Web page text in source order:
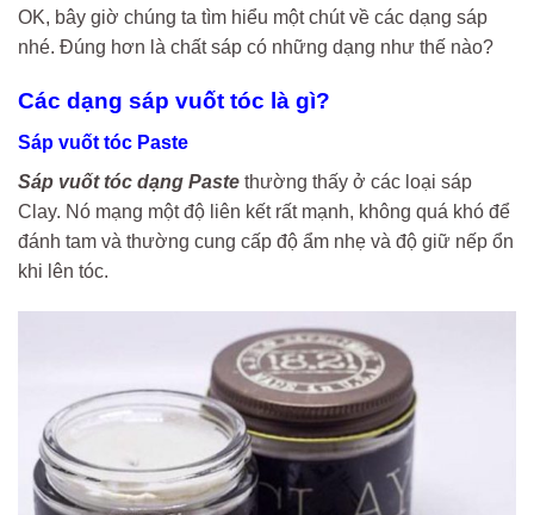
OK, bây giờ chúng ta tìm hiểu một chút về các dạng sáp
nhé. Đúng hơn là chất sáp có những dạng như thế nào?
Các dạng sáp vuốt tóc là gì?
Sáp vuốt tóc Paste
Sáp vuốt tóc dạng Paste thường thấy ở các loại sáp
Clay. Nó mạng một độ liên kết rất mạnh, không quá khó để
đánh tam và thường cung cấp độ ẩm nhẹ và độ giữ nếp ổn
khi lên tóc.